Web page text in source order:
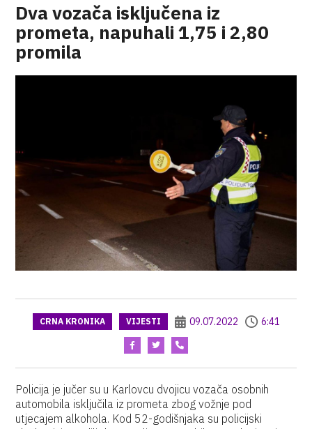
Dva vozača isključena iz
prometa, napuhali 1,75 i 2,80
promila
CRNA KRONIKA VIJESTI 09.07.2022 6:41
Policija je jučer su u Karlovcu dvojicu vozača osobnih
automobila isključila iz prometa zbog vožnje pod
utjecajem alkohola. Kod 52-godišnjaka su policijski